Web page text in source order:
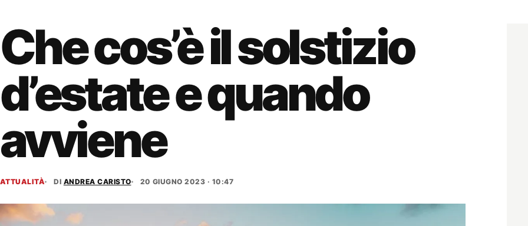
Che cos’è il solstizio
d’estate e quando
avviene
ATTUALITÀ DI ANDREA CARISTO 20 GIUGNO 2023 · 10:47